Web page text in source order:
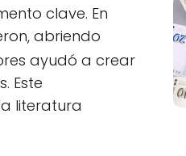
clave. En
abriendo
ayudó a crear
Este
literatura